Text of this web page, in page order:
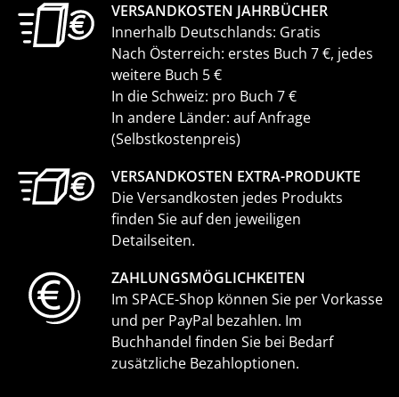
VERSANDKOSTEN JAHRBÜCHER
Innerhalb Deutschlands: Gratis
Nach Österreich: erstes Buch 7 €, jedes
weitere Buch 5 €
In die Schweiz: pro Buch 7 €
In andere Länder: auf Anfrage
(Selbstkostenpreis)
VERSANDKOSTEN EXTRA-PRODUKTE
Die Versandkosten jedes Produkts
finden Sie auf den jeweiligen
Detailseiten.
ZAHLUNGS­MÖGLICHKEITEN
Im SPACE-Shop können Sie per Vorkasse
und per PayPal bezahlen. Im
Buchhandel finden Sie bei Bedarf
zusätzliche Bezahloptionen.